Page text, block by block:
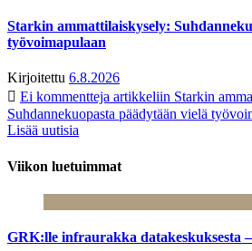
Starkin ammattilaiskysely:
työvoimapulaan
Kirjoitettu 6.8.2026
Ei kommentteja artikkeliin Starkin
Suhdannekuopasta päädytään vielä
Lisää uutisia
Viikon luetuimmat
GRK:lle infraurakka datakeskuksesta